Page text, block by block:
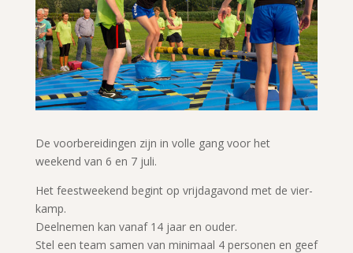
De voorbereidingen zijn in volle gang voor het
weekend van 6 en 7 juli.
Het feestweekend begint op vrijdagavond met de vier-
kamp.
Deelnemen kan vanaf 14 jaar en ouder.
Stel een team samen van minimaal 4 personen en geef